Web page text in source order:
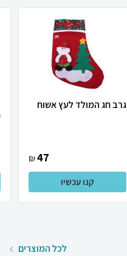
גרב חג המולד לעץ אשוח
47
₪
קנו עכשיו
לכל המוצרים